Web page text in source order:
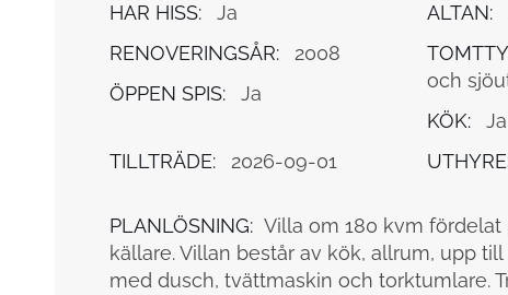
HAR HISS:
Ja
RENOVERINGSÅR:
2008
ÖPPEN SPIS:
Ja
ALTAN:
och
KÖK:
Ja
TILLTRÄDE:
2026-09-01
PLANLÖSNING: Villa om 180 kvm
källare. Villan består av kök, allrum, upp
med dusch, tvättmaskin och torktumlare.